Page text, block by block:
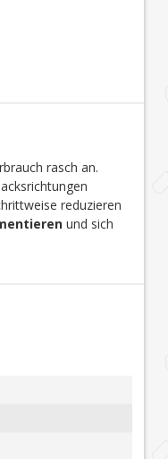
rasch an.
reduzieren
und sich